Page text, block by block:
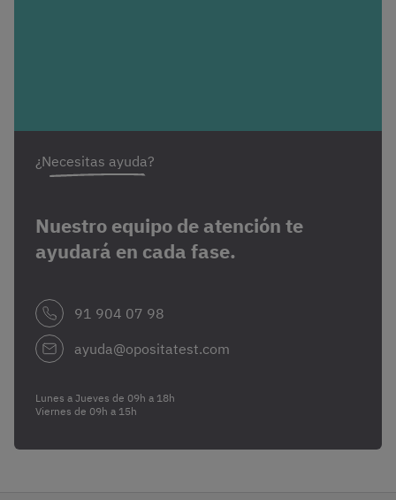
¿Necesitas ayuda?
Nuestro equipo de atención te
ayudará en cada fase.
91 904 07 98
ayuda@opositatest.com
Lunes a Jueves de 09h a 18h
Viernes de 09h a 15h